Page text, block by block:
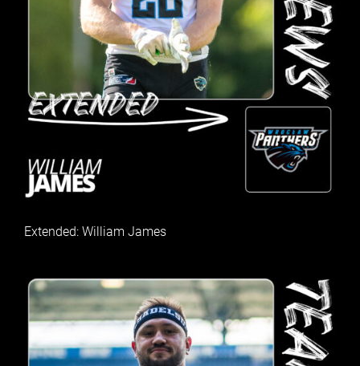
Extended: William James